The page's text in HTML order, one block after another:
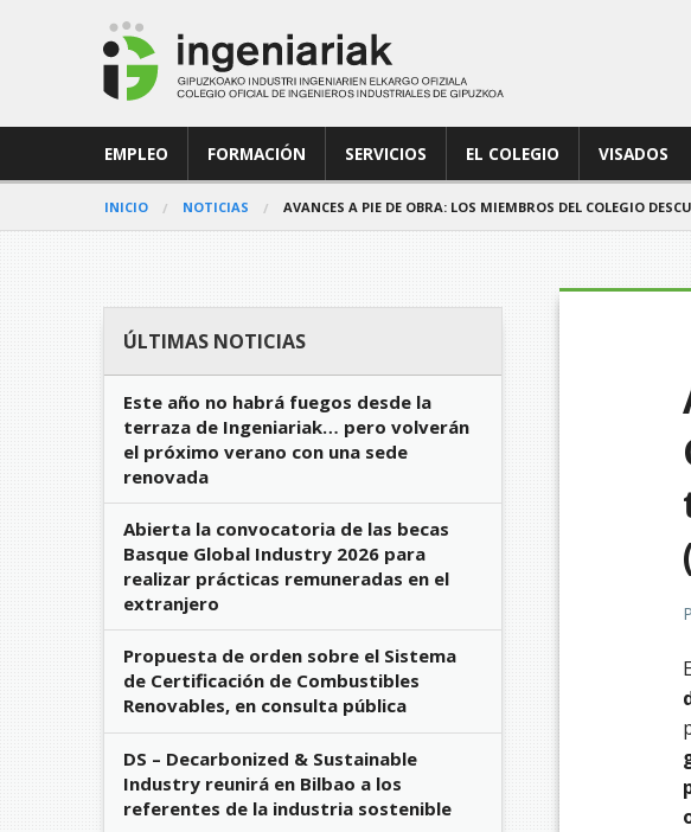
EMPLEO FORMACIÓN SERVICIOS EL COLEGIO VISADOS
INICIO NOTICIAS AVANCES A PIE DE OBRA: LOS MIEMBROS DEL COLEGIO
ÚLTIMAS NOTICIAS
Este año no habrá fuegos desde la
terraza de Ingeniariak… pero volverán
el próximo verano con una sede
renovada
Abierta la convocatoria de las becas
Basque Global Industry 2026 para
realizar prácticas remuneradas en el
extranjero
Propuesta de orden sobre el Sistema
de Certificación de Combustibles
Renovables, en consulta pública
DS – Decarbonized & Sustainable
Industry reunirá en Bilbao a los
referentes de la industria sostenible